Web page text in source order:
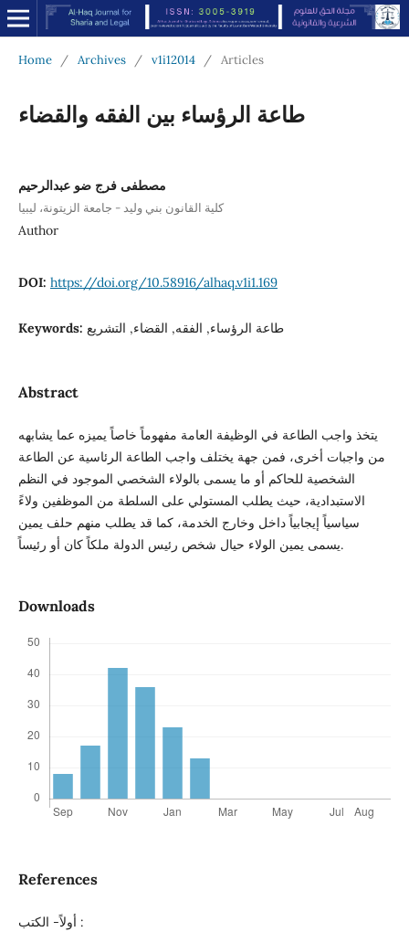
Home / Archives / v1i12014 / Articles
طاعة الرؤساء بين الفقه والقضاء
مصطفى فرج ضو عبدالرحيم
كلية القانون بني وليد - جامعة الزيتونة، ليبيا
Author
DOI: https://doi.org/10.58916/alhaq.v1i1.169
Keywords: طاعة الرؤساء, الفقه, القضاء, التشريع
Abstract
يتخذ واجب الطاعة في الوظيفة العامة مفهوماً خاصاً يميزه عما يشابهه
من واجبات أخرى، فمن جهة يختلف واجب الطاعة الرئاسية عن الطاعة
الشخصية للحاكم أو ما يسمى بالولاء الشخصي الموجود في النظم
الاستبدادية، حيث يطلب المستولي على السلطة من الموظفين ولاءً
سياسياً إيجابياً داخل وخارج الخدمة، كما قد يطلب منهم حلف يمين
يسمى يمين الولاء حيال شخص رئيس الدولة ملكاً كان أو رئيساً.
Downloads
References
أولاً- الكتب :